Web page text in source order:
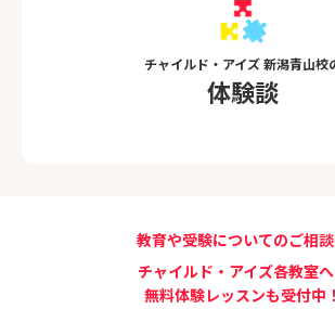
チャイルド・アイズ 新潟青山校
体験談
教育や受験についてのご相
チャイルド・アイズ各教室へ
無料体験レッスンも受付中！